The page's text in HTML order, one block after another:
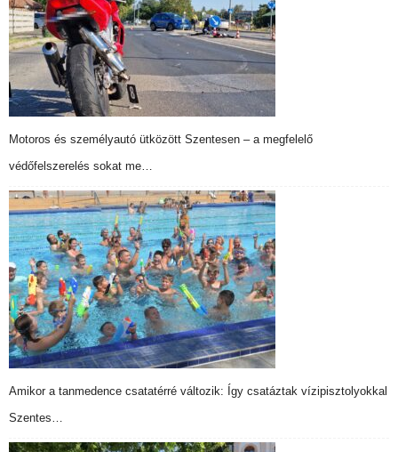
Motoros és személyautó ütközött Szentesen – a megfelelő
védőfelszerelés sokat me…
Amikor a tanmedence csatatérré változik: Így csatáztak vízipisztolyokkal
Szentes…